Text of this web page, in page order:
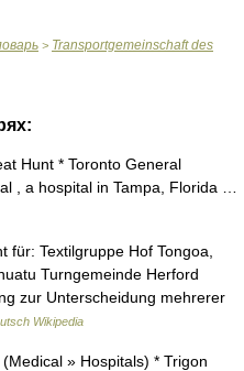
> Transportgemeinschaft des
Hunt * Toronto General
, a hospital in Tampa, Florida …
Textilgruppe Hof Tongoa,
Turngemeinde Herford
zur Unterscheidung mehrerer
Wikipedia
» Hospitals) * Trigon